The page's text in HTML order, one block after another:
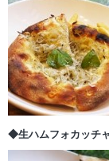
◆生ハムフォカッチ